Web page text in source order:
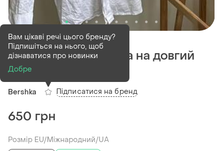
В наявності1 шт
Жіноча біла сорочка на довгий
рукав bershka l
Bershka
Вам цікаві речі цього бренду?
Підпишіться на нього, щоб
дізнаватися про новинки
Добре
Підписатися на бренд
650 грн
Розмір EU/Міжнародний/UA